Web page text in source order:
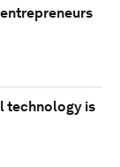
technology is